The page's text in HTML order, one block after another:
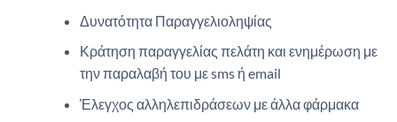
Δυνατότητα Παραγγελιοληψίας
Κράτηση παραγγελίας πελάτη και ενημέρωση με
την παραλαβή του με sms ή email
Έλεγχος αλληλεπιδράσεων με άλλα φάρμακα